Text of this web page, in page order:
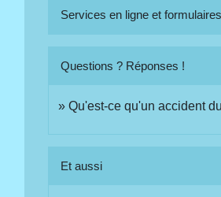
Services en ligne et formulaires
Questions ? Réponses !
Qu'est-ce qu'un accident
Et aussi